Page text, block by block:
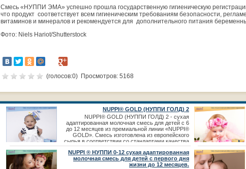
Смесь «НУППИ ЭМА» успешно прошла государственную гигиеническую
что продукт соответствует всем гигиеническим требованиям безопасности,
витаминов и минералов и рекомендуется для дополнительного питания
Фото: Niels Hariot/Shutterstock
(голосов:0) Просмотров: 5168
NUPPI® GOLD (НУППИ ГОЛД) 2
NUPPI® GOLD (НУППИ ГОЛД) 2 - сухая
адаптированная молочная смесь для детей с 6
до 12 месяцев из премиальной линии «NUPPI®
GOLD». Смесь изготовлена из европейского
сырья в соответствии со стандартами качества
европейской компании. Жирнокислотный состав
смеси НУППИ ГОЛД 2
NUPPI ® НУППИ 0-12 сухая адаптированная
молочная смесь для детей с первого дня
жизни до 12 месяцев.